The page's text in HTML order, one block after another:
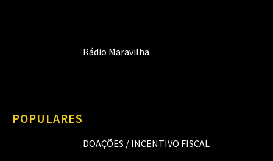
Rádio Maravilha
POPULARES
DOAÇÕES / INCENTIVO FISCAL